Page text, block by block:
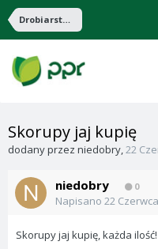
Drobiarstwo
Skorupy jaj kupię
dodany przez niedobry,22
niedobry 0
Napisano 22
Skorupy jaj kupię, każda ilość!